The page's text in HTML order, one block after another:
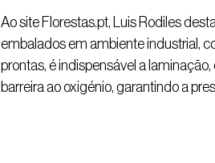
Ao site Florestas.pt, Luis Rodiles
embalados em ambiente industrial,
prontas, é indispensável a
barreira ao oxigénio, garantindo a